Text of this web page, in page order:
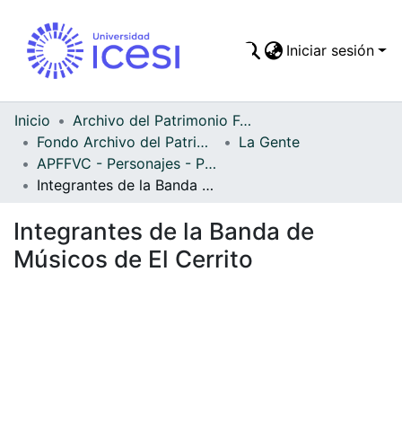
Todo DSpace
Estadísticas
Iniciar sesión
Inicio
Archivo del Patrimonio Fotográfico y Fílmico del Valle del Cauca
Fondo Archivo del Patrimonio Fotográfico y Fílmico del Valle del Cauca
La Gente
APFFVC - Personajes - Patrimonial
Integrantes de la Banda de Músicos de El Cerrito
Integrantes de la Banda de
Músicos de El Cerrito